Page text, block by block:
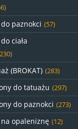
paznokci (57)
ciała
(BROKAT) (283)
do tatuażu (297)
do paznokci (273)
opaleniznę (12)